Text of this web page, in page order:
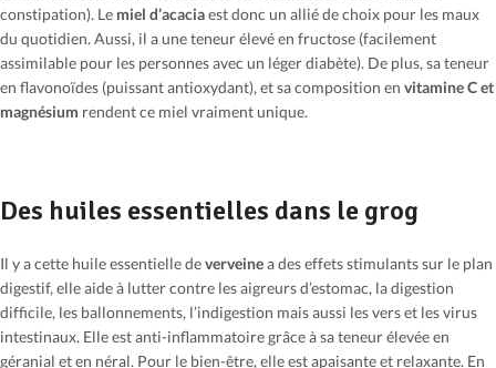
constipation). Le miel d’acaciaest donc un allié de choix pour les maux
du quotidien. Aussi, il a une teneur élevé en fructose (facilement
assimilable pour les personnes avec un léger diabète). De plus, sa teneur
en flavonoïdes (puissant antioxydant), et sa composition en vitamine C et
magnésium rendent ce miel vraiment unique.
Des huiles essentielles dans le grog
Il y a cette huile essentielle deverveinea des effets stimulants sur le plan
digestif, elle aide à lutter contre les aigreurs d’estomac, la digestion
difficile, les ballonnements, l’indigestion mais aussi les vers et les virus
intestinaux. Elle est anti-inflammatoire grâce à sa teneur élevée en
géranial et en néral. Pour le bien-être, elle est apaisante et relaxante. En